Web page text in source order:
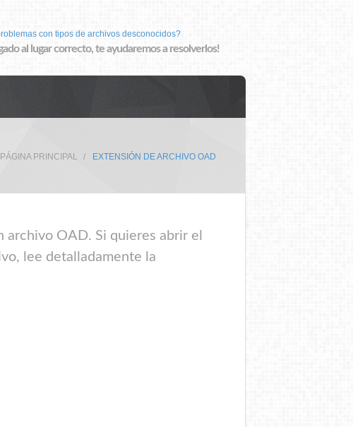
con tipos de archivos desconocidos?
al lugar correcto, te ayudaremos a resolverlos!
PÁGINA PRINCIPAL EXTENSIÓN DE ARCHIVO OAD
archivo OAD. Si quieres abrir el
lee detalladamente la